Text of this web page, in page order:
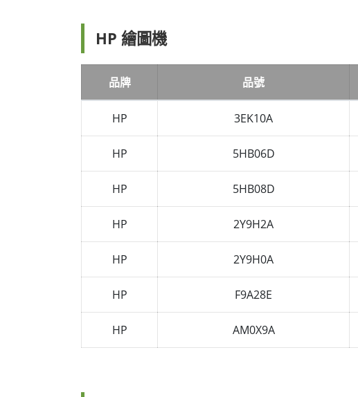
HP 繪圖機
品牌 品號
HP 3EK10A
HP 5HB06D
HP 5HB08D
HP 2Y9H2A
HP 2Y9H0A
HP F9A28E
HP AM0X9A